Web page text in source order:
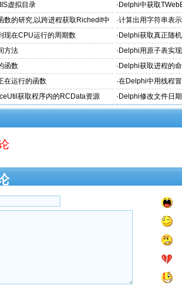
虚拟目录 · Delphi中获取
数的研究,以跨进程获取Richedit中
·计算出用字符串表
现在CPU运行的周期数 · Delphi获取真正随
方法 · Delphi用原子表实
函数 · Delphi获取进程的
在运行的函数 ·在Delphi中用线程
获取程序内的RCData资源 · Delphi修改文件日